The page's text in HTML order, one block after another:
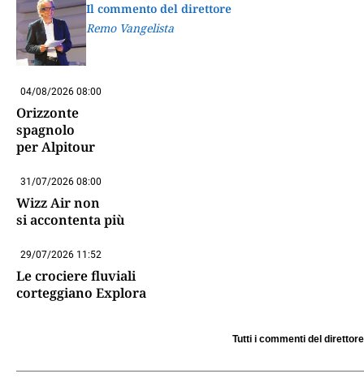
Il commento del direttore
Remo Vangelista
04/08/2026 08:00
Orizzonte
spagnolo
per Alpitour
31/07/2026 08:00
Wizz Air non
si accontenta più
29/07/2026 11:52
Le crociere fluviali
corteggiano Explora
Tutti i commenti del direttore